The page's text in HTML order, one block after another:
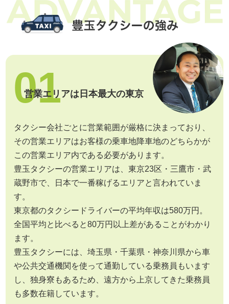
01
営業エリアは日本最大の東京
タクシー会社ごとに営業範囲が厳格に決まっており、
その営業エリアはお客様の乗車地降車地のどちらかが
この営業エリア内である必要があります。
豊玉タクシーの営業エリアは、東京23区・三鷹市・武
蔵野市で、日本で一番稼げるエリアと言われていま
す。
東京都のタクシードライバーの平均年収は580万円。
全国平均と比べると80万円以上差があることがわかり
ます。
豊玉タクシーには、埼玉県・千葉県・神奈川県から車
や公共交通機関を使って通勤している乗務員もいます
し、独身寮もあるため、遠方から上京してきた乗務員
も多数在籍しています。